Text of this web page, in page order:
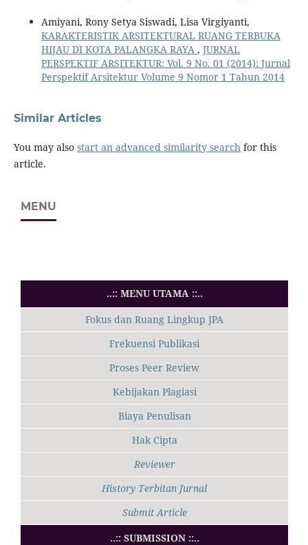
Amiyani, Rony Setya Siswadi, Lisa Virgiyanti,
KARAKTERISTIK ARSITEKTURAL RUANG TERBUKA
HIJAU DI KOTA PALANGKA RAYA , JURNAL
PERSPEKTIF ARSITEKTUR: Vol. 9 No. 01 (2014): Jurnal
Perspektif Arsitektur Volume 9 Nomor 1 Tahun 2014
Similar Articles
You may also start an advanced similarity searchfor this
article.
MENU
..:: MENU UTAMA ::..
Fokus dan Ruang Lingkup JPA
Frekuensi Publikasi
Proses Peer Review
Kebijakan Plagiasi
Biaya Penulisan
Hak Cipta
Reviewer
History Terbitan Jurnal
Submit Article
..:: SUBMISSION ::..